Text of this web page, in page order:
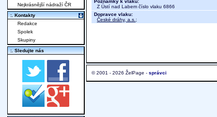
Poznámky k vlaku:
Z Ústí nad Labem číslo vlaku 6866
Dopravce vlaku:
České dráhy, a.s. ;
© 2001 - 2026 ŽelPage - správci
Nejkrásnější nádraží ČR
:. Kontakty
Redakce
Spolek
Skupiny
:. Sledujte nás